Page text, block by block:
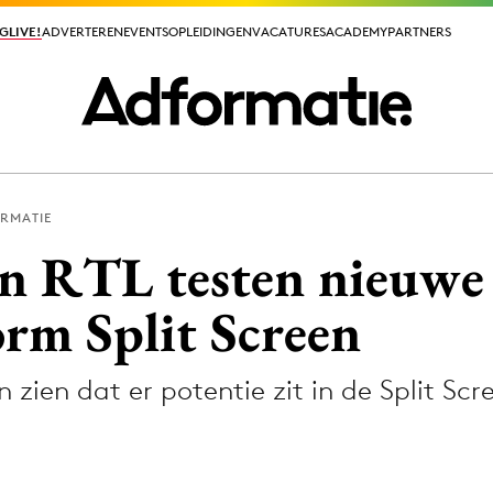
ADVERTERENEVENTSOPLEIDINGENVACATURESACADEMYPARTNERS
ADVERTERENEVENTSOPLEIDINGENVACATURESACADEMYPARTNERS
Media
RTL testen nieuwe
Split Screen
zien dat er potentie zit in de Split